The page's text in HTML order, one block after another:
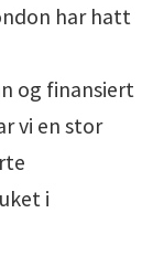
har hatt
og finansiert
vi en stor
i